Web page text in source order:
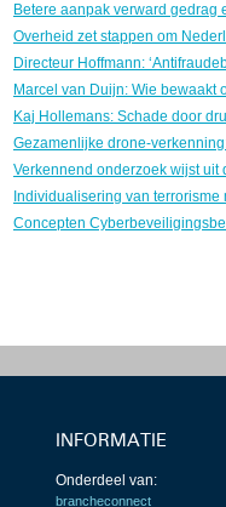
INFORMATIE
Onderdeel van:
brancheconnect